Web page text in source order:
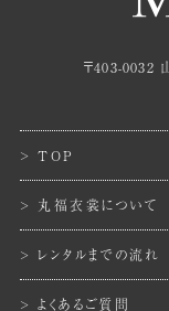
〒403-0032
TOP
丸福衣裳について
レンタルまでの流れ
よくあるご質問